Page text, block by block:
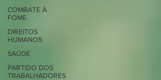
COMBATE À
FOME
DIREITOS
HUMANOS
SAÚDE
PARTIDO DOS
TRABALHADORES